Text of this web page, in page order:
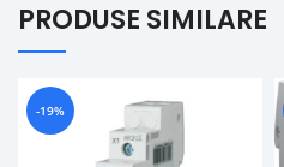
PRODUSE SIMILARE
-19%